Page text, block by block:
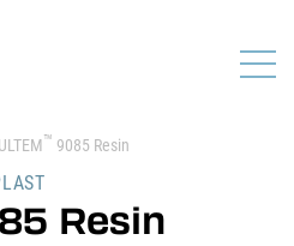
ULTEM™ 9085 Resin
Resin